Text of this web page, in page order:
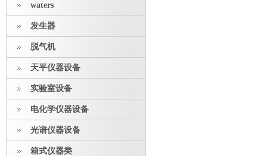
waters
发生器
脱气机
天平仪器设备
实验室设备
电化学仪器设备
光谱仪器设备
箱式仪器类